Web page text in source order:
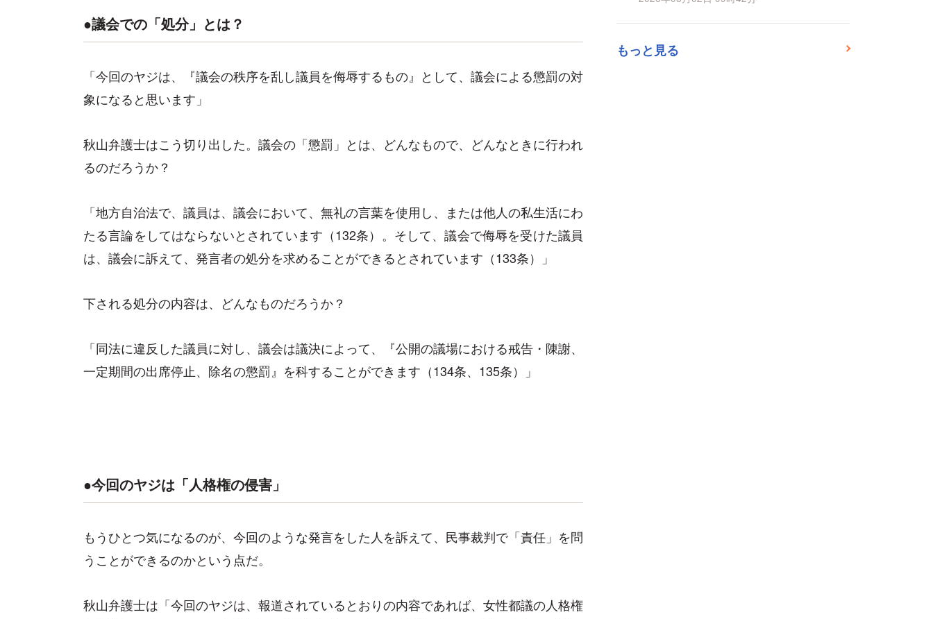
●議会での「処分」とは？
「今回のヤジは、『議会の秩序を乱し議員を侮辱するもの』として、議会による懲罰の対
象になると思います」
秋山弁護士はこう切り出した。議会の「懲罰」とは、どんなもので、どんなときに行われ
るのだろうか？
「地方自治法で、議員は、議会において、無礼の言葉を使用し、または他人の私生活にわ
たる言論をしてはならないとされています（132条）。そして、議会で侮辱を受けた議員
は、議会に訴えて、発言者の処分を求めることができるとされています（133条）」
下される処分の内容は、どんなものだろうか？
「同法に違反した議員に対し、議会は議決によって、『公開の議場における戒告・陳謝、
一定期間の出席停止、除名の懲罰』を科することができます（134条、135条）」
●今回のヤジは「人格権の侵害」
もうひとつ気になるのが、今回のような発言をした人を訴えて、民事裁判で「責任」を問
うことができるのかという点だ。
秋山弁護士は「今回のヤジは、報道されているとおりの内容であれば、女性都議の人格権
もっと見る